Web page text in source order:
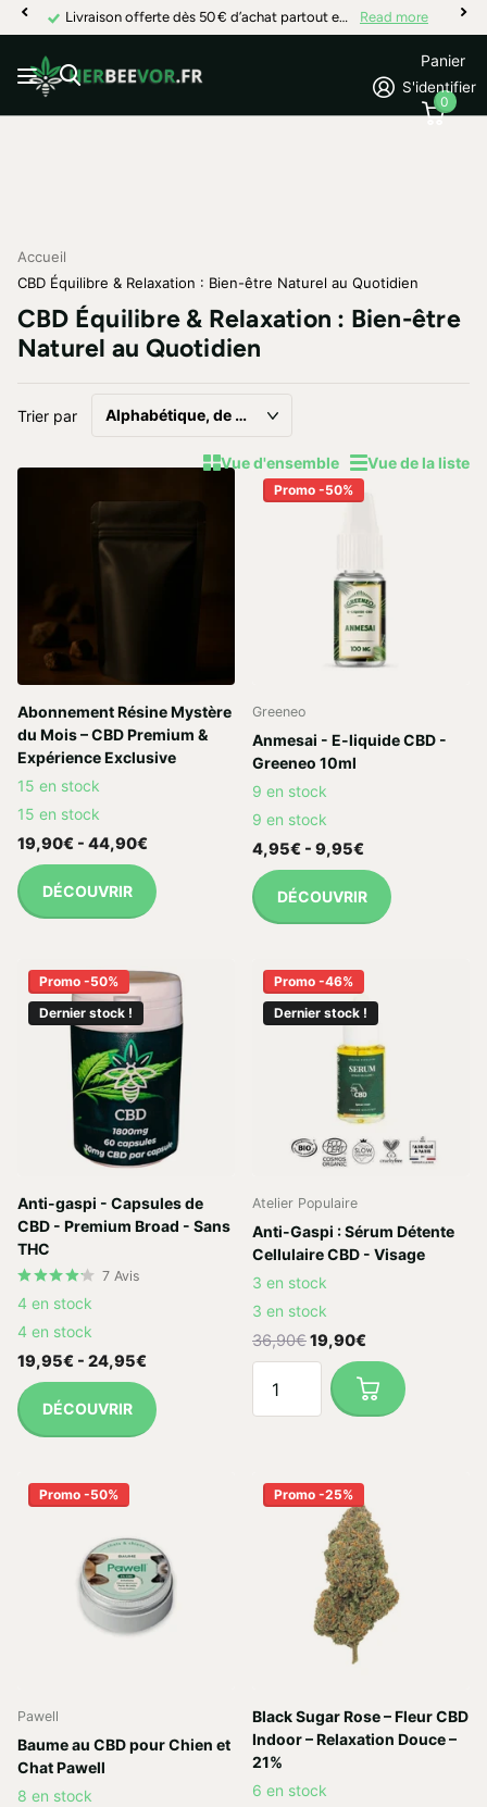
Livraison offerte dès 50 € d’achat partout en France Read more
S'identifier
Panier
0
Accueil
CBD Équilibre & Relaxation : Bien-être Naturel au Quotidien
CBD Équilibre & Relaxation : Bien-être
Naturel au Quotidien
Vue d'ensemble Vue de la liste
Trier par
Abonnement Résine Mystère
du Mois – CBD Premium &
Expérience Exclusive
15 en stock
15 en stock
19,90€ - 44,90€
DÉCOUVRIR
Promo -50%
Greeneo
Anmesai - E-liquide CBD -
Greeneo 10ml
9 en stock
9 en stock
4,95€ - 9,95€
DÉCOUVRIR
Promo -50%
Dernier stock !
Anti-gaspi - Capsules de
CBD - Premium Broad - Sans
THC
7 Avis
4 en stock
4 en stock
19,95€ - 24,95€
DÉCOUVRIR
Promo -46%
Dernier stock !
Atelier Populaire
Anti-Gaspi : Sérum Détente
Cellulaire CBD - Visage
3 en stock
3 en stock
36,90€19,90€
Promo -50%
Pawell
Baume au CBD pour Chien et
Chat Pawell
8 en stock
Promo -25%
Black Sugar Rose – Fleur CBD
Indoor – Relaxation Douce –
21%
6 en stock